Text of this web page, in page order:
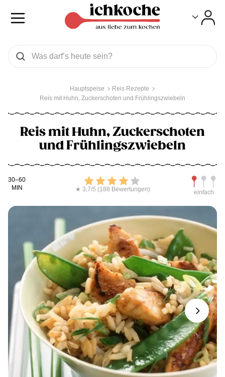
Was wollen Sie suchen
Suchen
Hauptspeise
Reis Rezepte
Reis mit Huhn, Zuckerschoten und Frühlingszwiebeln
Reis mit Huhn, Zuckerschoten
und Frühlingszwiebeln
Kochdauer
30–60
MIN
Bewerten
★ 3,7/5 (188 Bewertungen) einfach
Next